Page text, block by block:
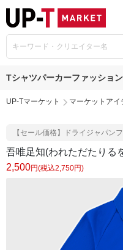
Tシャツパーカーファッション
UP-Tマーケット マーケットアイ
【セール価格】ドライジャパン
吾唯足知(われただたりる
2,500円(税込2,750円)